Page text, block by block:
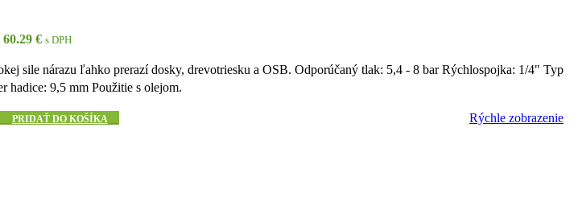
60.29 € s DPH
sile nárazu ľahko prerazí dosky, drevotriesku a OSB. Odporúčaný tlak: 5,4 - 8 bar Rýchlospojka: 1/4" Typ
hadice: 9,5 mm Použitie s olejom.
PRIDAŤ DO KOŠÍKA Rýchle zobrazenie